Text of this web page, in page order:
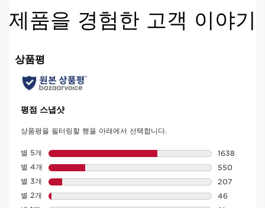
제품을 경험한 고객 이야기